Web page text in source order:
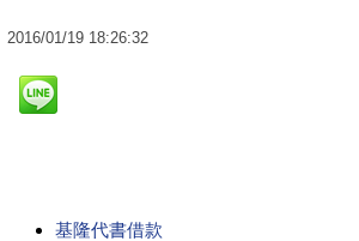
2016/01/19 18:26:32
基隆代書借款